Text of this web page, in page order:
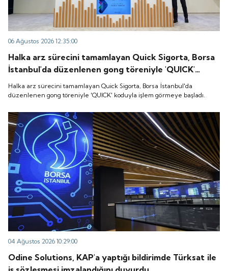
06 Ağustos 2026 12:35:00
Halka arz sürecini tamamlayan Quick Sigorta, Borsa
İstanbul'da düzenlenen gong töreniyle 'QUICK'
koduyla işlem görmeye başladı.
Halka arz sürecini tamamlayan Quick Sigorta, Borsa İstanbul'da
düzenlenen gong töreniyle 'QUICK' koduyla işlem görmeye başladı.
04 Ağustos 2026 10:29:00
Odine Solutions, KAP'a yaptığı bildirimde Türksat ile